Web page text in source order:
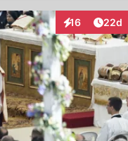
16
Interaktionen
22d